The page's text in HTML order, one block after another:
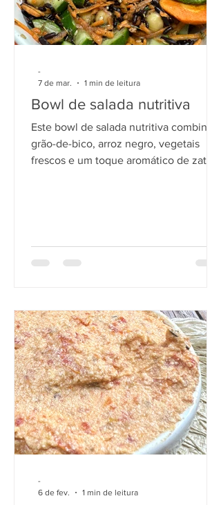
Bowl de salada nutritiva
Este bowl de salada nutritiva combina
grão-de-bico, arroz negro, vegetais
frescos e um toque aromático de zathar
-
7 de mar.
1 min de leitura
-
6 de fev.
1 min de leitura